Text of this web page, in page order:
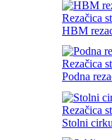
Rezačica
HBM
Rezačica
Podna
Rezačica
Stolni